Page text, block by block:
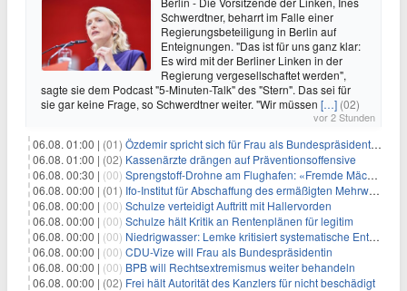
Schwerdtner, beharrt im Falle einer
Regierungsbeteiligung in Berlin auf
Enteignungen. "Das ist für uns ganz klar:
Es wird mit der Berliner Linken in der
Regierung vergesellschaftet werden",
sagte sie dem Podcast "5-Minuten-Talk" des "Stern". Das sei für
sie gar keine Frage, so Schwerdtner weiter. "Wir müssen […] (02)
vor 2 Stunden
06.08. 01:00 | (01) Özdemir spricht sich für Frau als Bundespräsidentin aus
06.08. 01:00 | (02) Kassenärzte drängen auf Präventionsoffensive
06.08. 00:30 | (00) Sprengstoff-Drohne am Flughafen: «Fremde Mächte» am Werk?
06.08. 00:00 | (01) Ifo-Institut für Abschaffung des ermäßigten Mehrwertsteuersatzes
06.08. 00:00 | (00) Schulze verteidigt Auftritt mit Hallervorden
06.08. 00:00 | (00) Schulze hält Kritik an Rentenplänen für legitim
06.08. 00:00 | (00) Niedrigwasser: Lemke kritisiert systematische Entwässerung
06.08. 00:00 | (00) CDU-Vize will Frau als Bundespräsidentin
06.08. 00:00 | (00) BPB will Rechtsextremismus weiter behandeln
06.08. 00:00 | (02) Frei hält Autorität des Kanzlers für nicht beschädigt